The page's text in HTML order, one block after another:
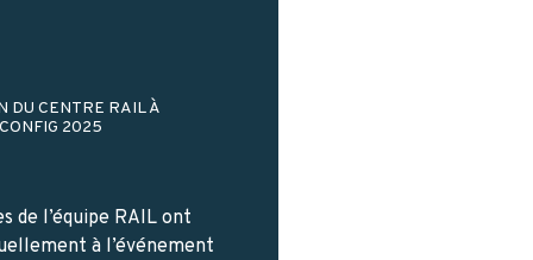
DU CENTRE RAIL À
2025
de l’équipe RAIL ont
à l’événement